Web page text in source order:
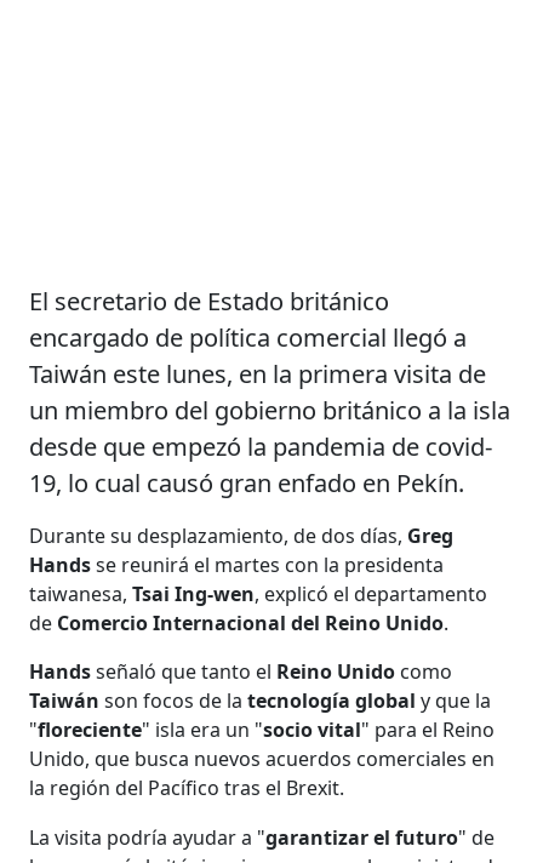
El secretario de Estado británico
encargado de política comercial llegó a
Taiwán este lunes, en la primera visita de
un miembro del gobierno británico a la isla
desde que empezó la pandemia de covid-
19, lo cual causó gran enfado en Pekín.
Durante su desplazamiento, de dos días, Greg
Handsse reunirá el martes con la presidenta
taiwanesa,Tsai Ing-wen, explicó el departamento
de Comercio Internacional del Reino Unido.
Handsseñaló que tanto el Reino Unido como
Taiwán son focos de latecnología global y que la
"floreciente" isla era un "socio vital" para el Reino
Unido, que busca nuevos acuerdos comerciales en
la región del Pacífico tras el Brexit.
La visita podría ayudar a "garantizar el futuro" de